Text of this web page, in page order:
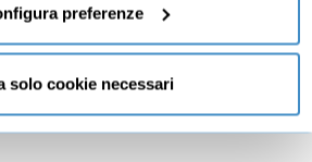
preferenze
solo cookie necessari